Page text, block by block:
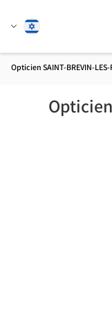
שנהעברית
Opticien SAINT-BREVIN-